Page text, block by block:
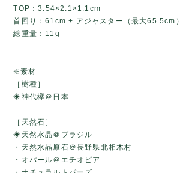
TOP：3.54×2.1×1.1cm
首回り：61cm + アジャスター（最大65.5cm）
総重量：11g
❇️素材
［樹種］
◈神代欅＠日本
［天然石］
◈天然水晶＠ブラジル
・天然水晶原石＠長野県北相木村
・オパール＠エチオピア